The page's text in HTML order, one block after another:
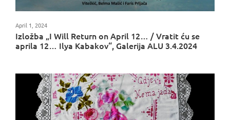
Izložba „I Will Return on April 12… / Vratit ću se
aprila 12… Ilya Kabakov“, Galerija ALU 3.4.2024
April 1, 2024